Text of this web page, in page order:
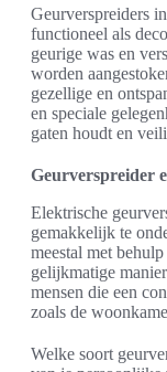
Geurverspreiders
functioneel als
geurige was en
worden
gezellige en
en speciale
gaten houdt en
Geurverspreider
Elektrische
gemakkelijk te
meestal met
gelijkmatige
mensen die een
zoals de
Welke soort